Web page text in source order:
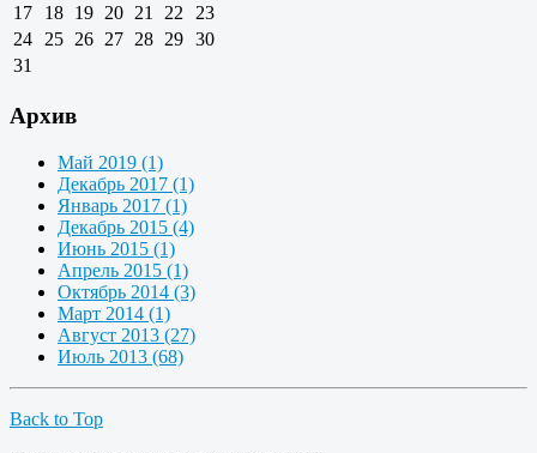
17
18 19 20 21 22
23
24
25 26 27 28 29 30
31
Архив
Май 2019 (1)
Декабрь 2017 (1)
Январь 2017 (1)
Декабрь 2015 (4)
Июнь 2015 (1)
Апрель 2015 (1)
Октябрь 2014 (3)
Март 2014 (1)
Август 2013 (27)
Июль 2013 (68)
Back to Top